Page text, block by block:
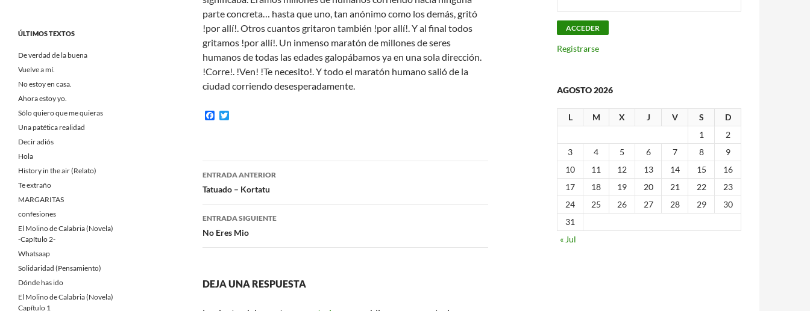
parte concreta… hasta que uno, tan anónimo como los demás, gritó
!por allí!. Otros cuantos gritaron también !por allí!. Y al final todos
gritamos !por allí!. Un inmenso maratón de millones de seres
humanos de todas las edades galopábamos ya en una sola dirección.
!Corre!. !Ven! !Te necesito!. Y todo el maratón humano salió de la
ciudad corriendo desesperadamente.
F
o
o
e
r
Navegación
de
entradas
ENTRADA ANTERIOR
Tatuado – Kortatu
ENTRADA SIGUIENTE
No Eres Mio
DEJA UNA RESPUESTA
Registrarse
AGOSTO 2026
L M X J V S
D
1
2
3
4 5 6 7 8
9
10
11 12 13 14 15
16
17
18 19 20 21 22
23
24
25 26 27 28 29
30
31
« Jul
ÚLTIMOS TEXTOS
De verdad de la buena
Vuelve a mí.
No estoy en casa.
Ahora estoy yo.
Sólo quiero que me quieras
Una patética realidad
Decir adiós
Hola
History in the air (Relato)
Te extraño
MARGARITAS
confesiones
El Molino de Calabria (Novela)
-Capítulo 2-
Whatsaap
Solidaridad (Pensamiento)
Dónde has ido
El Molino de Calabria (Novela)
Capítulo 1